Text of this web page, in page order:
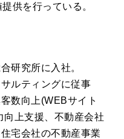
供を行っている。
研究所に入社。
ルティングに従事
数向上(WEBサイト
上支援、不動産会社
宅会社の不動産事業